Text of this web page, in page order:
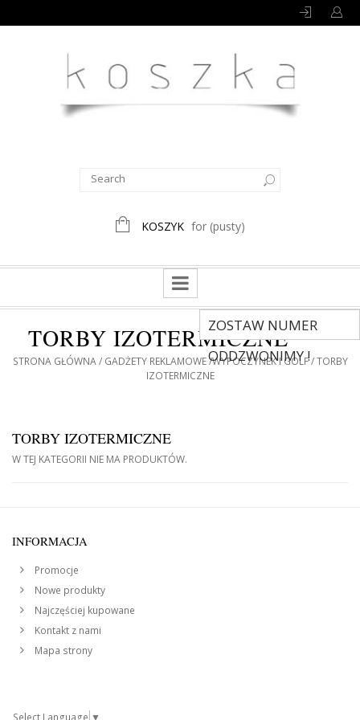
KOSZYK for (pusty)
ZOSTAW NUMER
ODDZWONIMY !
TORBY IZOTERMICZNE
STRONA GŁÓWNA GADŻETY REKLAMOWE WYPOCZYNEK I GOLF
TORBY
IZOTERMICZNE
TORBY IZOTERMICZNE
W TEJ KATEGORII NIE MA PRODUKTÓW.
INFORMACJA
Promocje
Nowe produkty
Najczęściej kupowane
Kontakt z nami
Mapa strony
Select Language ▼